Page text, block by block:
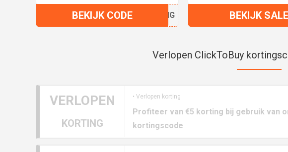
PRING
BEKIJK CODE BEKIJK SALE
Verlopen ClickToBuy
VERLOPEN
KORTING
• Verlopen korting
Profiteer van €5 korting bij gebruik van
kortingscode